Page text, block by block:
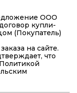
ООО
купли-
(Покупатель)
на сайте.
что